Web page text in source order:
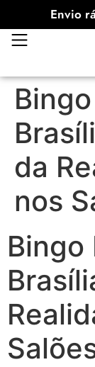
Envio
da
nos
Bingo